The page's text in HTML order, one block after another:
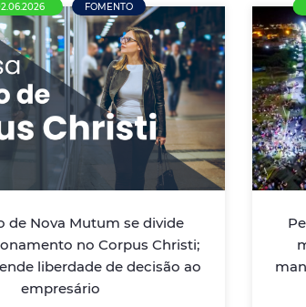
FOMENTO
de Nova Mutum se divide
no Corpus Christi;
liberdade de decisão ao
empresário
de Nova Mutum se
funcionamento no
Christi; maioria defende
de decisão ao
empresário
pela ACENM/CDL aponta
fechar as portas no dia 04 de
empresários defendem
para decidir sobre a abertura
dos estabelecimentos.